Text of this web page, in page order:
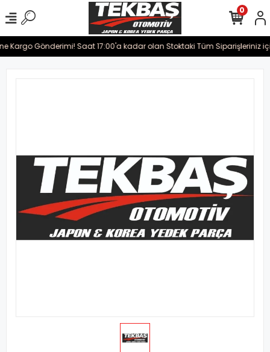
Kargo Gönderimi! Saat 17:00'a kadar olan Stoktaki Tüm Siparişleriniz
0